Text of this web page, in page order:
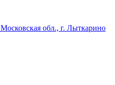
Московская обл., г. Лыткарино